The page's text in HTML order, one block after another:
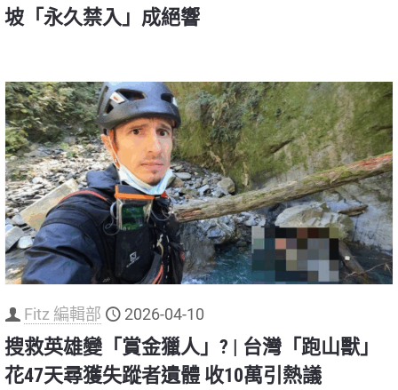
坡「永久禁入」成絕響
Fitz 編輯部 2026-04-10
搜救英雄變「賞金獵人」? | 台灣「跑山獸」
花47天尋獲失蹤者遺體 收10萬引熱議